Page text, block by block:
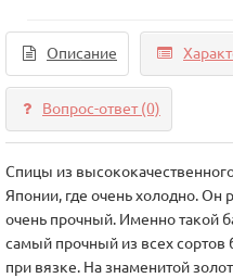
Описание
Вопрос-ответ(0)
Спицы из
Японии, где очень холодно. Он
очень прочный. Именно такой
самый прочный из всех сортов
при вязке. На знаменитой